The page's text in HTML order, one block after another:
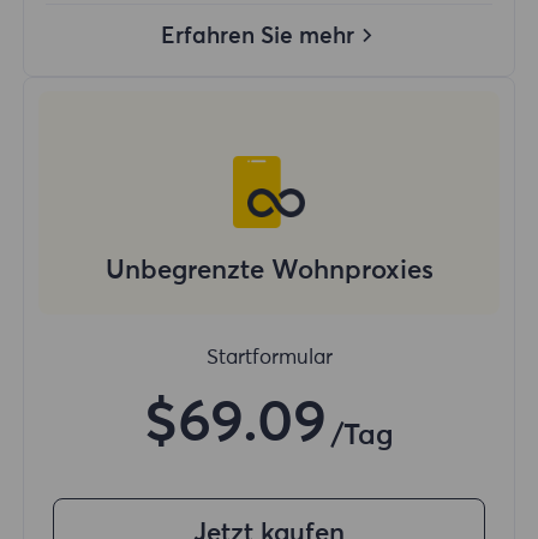
Erfahren Sie mehr
Unbegrenzte Wohnproxies
Startformular
$69.09 /Tag